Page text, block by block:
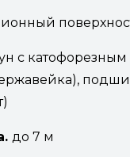
с
до 7 м